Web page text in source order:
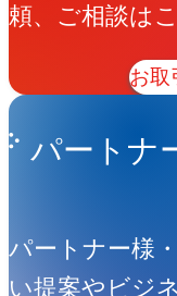
頼、ご相談は
お取
パートナ
パートナー様
い提案やビジ